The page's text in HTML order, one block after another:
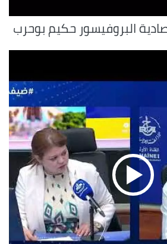
البروفيسور حكيم بوحرب